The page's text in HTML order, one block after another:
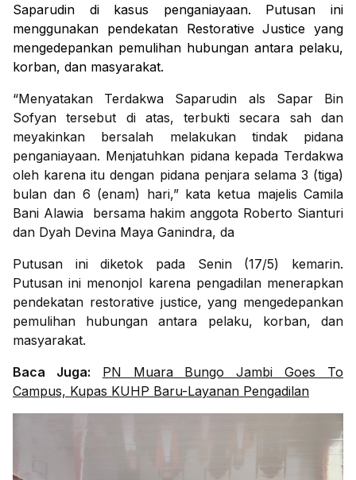
Saparudin di kasus penganiayaan. Putusan ini
menggunakan pendekatan Restorative Justice yang
mengedepankan pemulihan hubungan antara pelaku,
korban, dan masyarakat.
“Menyatakan Terdakwa Saparudin als Sapar Bin
Sofyan tersebut di atas, terbukti secara sah dan
meyakinkan bersalah melakukan tindak pidana
penganiayaan. Menjatuhkan pidana kepada Terdakwa
oleh karena itu dengan pidana penjara selama 3 (tiga)
bulan dan 6 (enam) hari,” kata ketua majelis Camila
Bani Alawia bersama hakim anggota Roberto Sianturi
dan Dyah Devina Maya Ganindra, da
Putusan ini diketok pada Senin (17/5) kemarin.
Putusan ini menonjol karena pengadilan menerapkan
pendekatan restorative justice, yang mengedepankan
pemulihan hubungan antara pelaku, korban, dan
masyarakat.
Baca Juga:
PN Muara Bungo Jambi Goes To
Campus, Kupas KUHP Baru-Layanan Pengadilan